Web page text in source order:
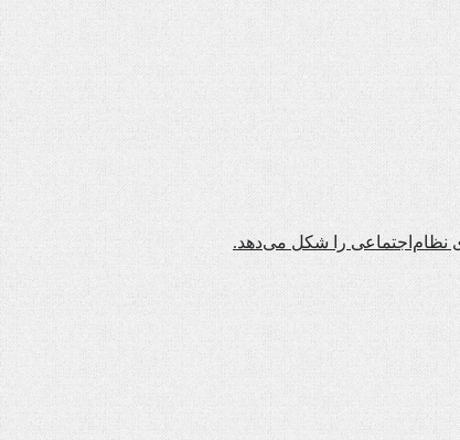
نظام‌اجتماعی را شکل می‌دهد.